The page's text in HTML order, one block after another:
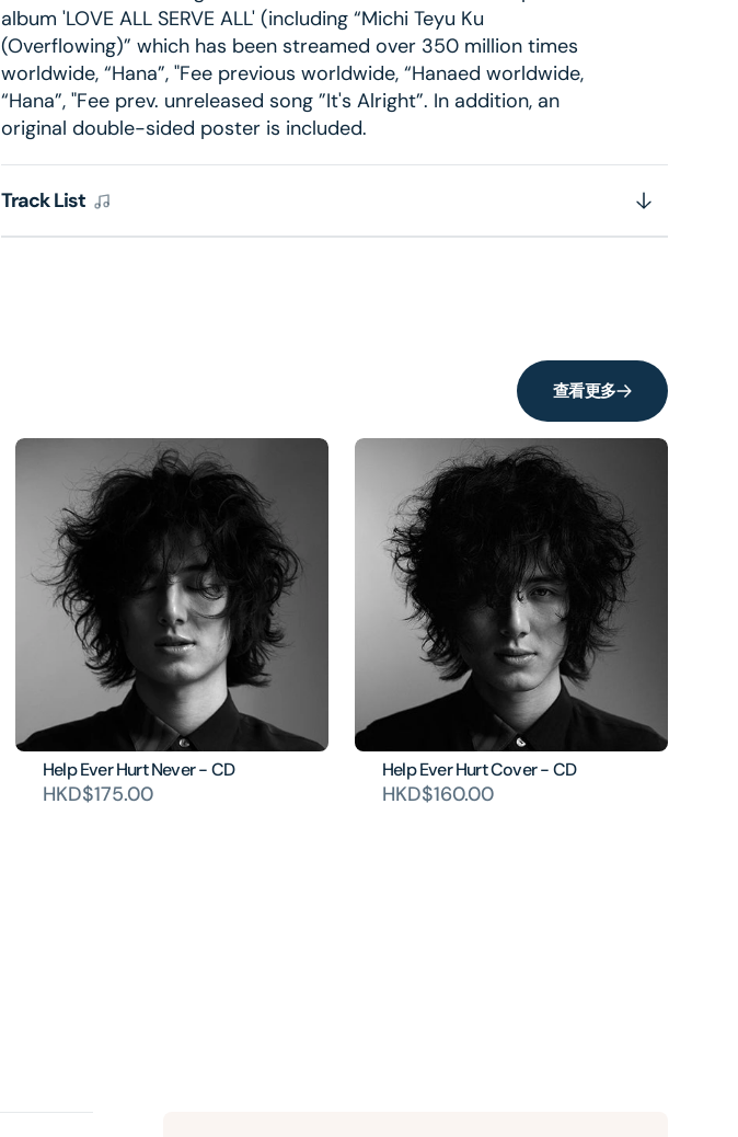
album 'LOVE ALL SERVE ALL' (including “Michi Teyu Ku
(Overflowing)” which has been streamed over 350 million times
worldwide, “Hana”, "Fee previous worldwide, “Hanaed worldwide,
“Hana”, "Fee prev. unreleased song ”It's Alright”. In addition, an
original double-sided poster is included.
Track List
查看更多
Help Ever Hurt Never - CD
HKD$175.00
Help Ever Hurt Cover - CD
HKD$160.00